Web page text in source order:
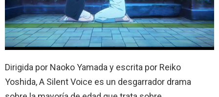
Dirigida por Naoko Yamada y escrita por Reiko
Yoshida, A Silent Voice es un desgarrador drama